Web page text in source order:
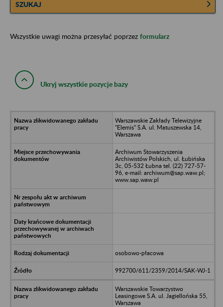
SZUKAJ
Wszystkie uwagi można przesyłać poprzez formularz
Ukryj wszystkie pozycje bazy
Warszawskie Zakłady Telewizyjne
"Elemis" S.A. ul. Matuszewska 14,
Warszawa
Archiwum Stowarzyszenia
Archiwistów Polskich, ul. Łubińska
3c, 05-532 Łubna tel. (22) 727-57-
96, e-mail: archiwum@sap.waw.pl;
www.sap.waw.pl
osobowo-płacowa
992700/611/2359/2014/SAK-WJ-1
Warszawskie Towarzystwo
Leasingowe S.A. ul. Jagiellońska 55,
Warszawa